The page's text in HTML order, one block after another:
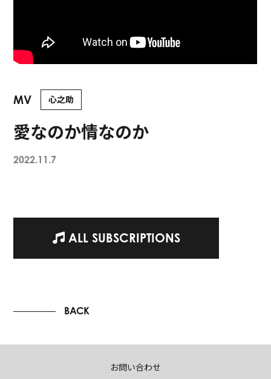
MV 心之助
愛なのか情なのか
2022.11.7
ALL SUBSCRIPTIONS
BACK
お問い合わせ